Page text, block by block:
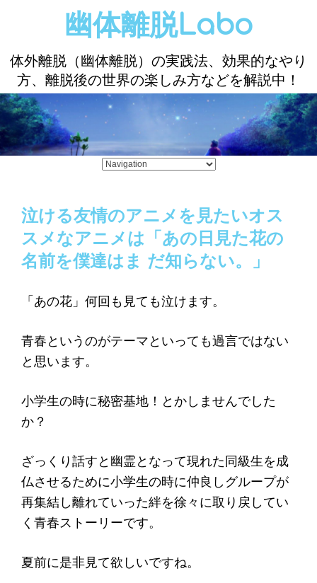
幽体離脱Labo
体外離脱（幽体離脱）の実践法、効果的なやり
方、離脱後の世界の楽しみ方などを解説中！
泣ける友情のアニメを見たいオス
スメなアニメは「あの日見た花の
名前を僕達はま だ知らない。」
「あの花」何回も見ても泣けます。
青春というのがテーマといっても過言ではない
と思います。
小学生の時に秘密基地！とかしませんでした
か？
ざっくり話すと幽霊となって現れた同級生を成
仏させるために小学生の時に仲良しグループが
再集結し離れていった絆を徐々に取り戻してい
く青春ストーリーです。
夏前に是非見て欲しいですね。